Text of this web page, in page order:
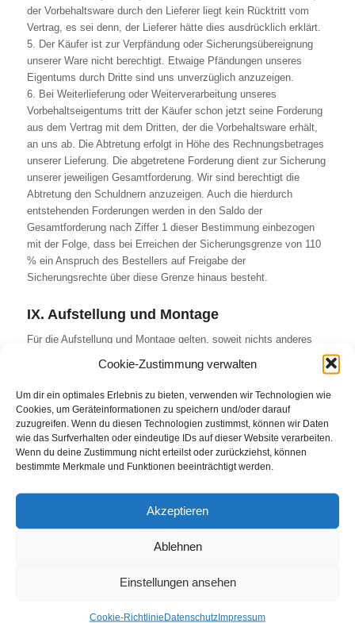
Cookie-Zustimmung verwalten
Um dir ein optimales Erlebnis zu bieten, verwenden wir Technologien wie
Cookies, um Geräteinformationen zu speichern und/oder darauf
zuzugreifen. Wenn du diesen Technologien zustimmst, können wir Daten
wie das Surfverhalten oder eindeutige IDs auf dieser Website verarbeiten.
Wenn du deine Zustimmung nicht erteilst oder zurückziehst, können
bestimmte Merkmale und Funktionen beeinträchtigt werden.
Akzeptieren
Ablehnen
Einstellungen ansehen
Cookie-RichtlinieDatenschutzImpressum
der Vorbehaltsware durch den Lieferer liegt kein Rücktritt vom
Vertrag, es sei denn, der Lieferer hätte dies ausdrücklich erklärt.
5. Der Käufer ist zur Verpfändung oder Sicherungsübereignung
unserer Ware nicht berechtigt. Etwaige Pfändungen unseres
Eigentums durch Dritte sind uns unverzüglich anzuzeigen.
6. Bei Weiterlieferung oder Weiterverarbeitung unseres
Vorbehaltseigentums tritt der Käufer schon jetzt seine Forderung
aus dem Vertrag mit dem Dritten, der die Vorbehaltsware erhält,
an uns ab. Die Abtretung erfolgt in Höhe des Rechnungsbetrages
unserer Lieferung. Die abgetretene Forderung dient zur Sicherung
unserer jeweiligen Gesamtforderung. Wir sind berechtigt die
Abtretung den Schuldnern anzuzeigen. Auch die hierdurch
entstehenden Forderungen werden in den Saldo der
Gesamtforderung nach Ziffer 1 dieser Bestimmung einbezogen
mit der Folge, dass bei Erreichen der Sicherungsgrenze von 110
% ein Anspruch des Bestellers auf Freigabe der
Sicherungsrechte über diese Grenze hinaus besteht.
IX. Aufstellung und Montage
Für die Aufstellung und Montage gelten, soweit nichts anderes
1. Der Besteller hat auf seine Kosten zu übernehmen und
rechtzeitig zu stellen:
a) alle Erd-, Bau- und sonstigen Branchen fremden Nebenarbeiten
einschließlich der dazu benötigten Fach- und Hilfskräfte,
Baustoffe und Werkzeuge,
b) die zur Montage und Inbetriebsetzung erforderlichen
c) Energie und Wasser an der Verwendungsstelle einschließlich
der Anschlüsse für Heizung und Beleuchtung,
d) bei der Montagestelle für die Aufbewahrung der
genügend große, geeignete, trockene und verschließbare Räume
Aufenthaltsräume einschließlich den Umständen angemessener